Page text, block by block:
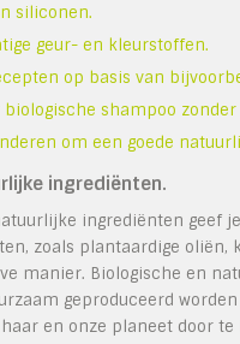
siliconen.
geur- en kleurstoffen.
op basis van
shampoo
om een goede
ingrediënten.
ingrediënten geef
zoals plantaardige oliën,
manier. Biologische en
geproduceerd
en onze planeet door